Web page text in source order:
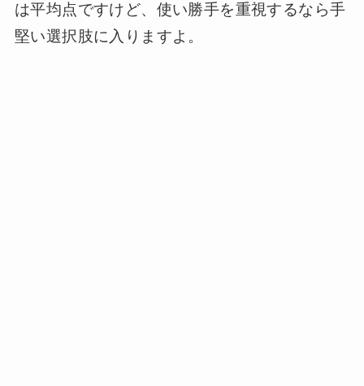
は平均点ですけど、使い勝手を重視するなら手
堅い選択肢に入りますよ。